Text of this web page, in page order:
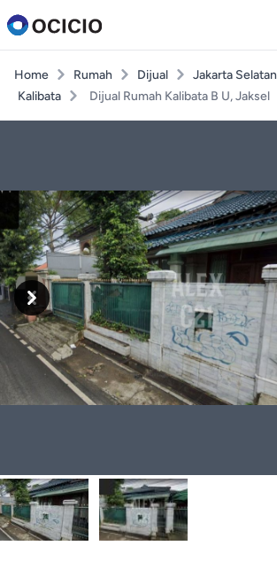
Home Rumah Dijual Jakarta Selatan
Kalibata
Dijual Rumah Kalibata B U, Jaksel
Previous
Next